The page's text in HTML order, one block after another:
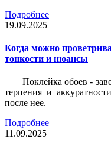
Подробнее
19.09.2025
Когда можно
тонкости и нюансы
Поклейка обоев -
терпения и
после нее.
Подробнее
11.09.2025